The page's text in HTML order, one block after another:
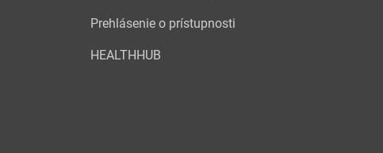
Prehlásenie o prístupnosti
HEALTHHUB